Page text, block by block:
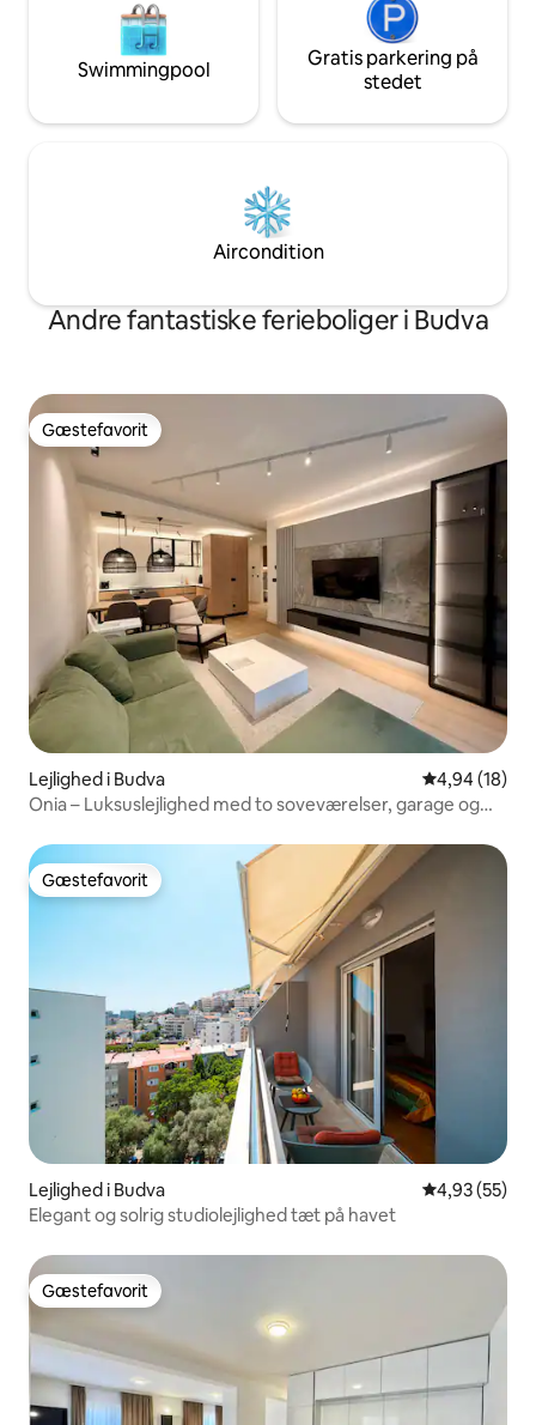
Swimmingpool
Gratis parkering på
stedet
Aircondition
Andre fantastiske ferieboliger i Budva
Gæstefavorit
Gæstefavorit
Lejlighed i Budva 4,94 ud af 5 i
4,94 (18)
Onia – Luksuslejlighed med to soveværelser, garage og
Gæstefavorit
Gæstefavorit
Lejlighed i Budva 4,93 ud af 5 i
4,93 (55)
Elegant og solrig studiolejlighed tæt på havet
Gæstefavorit
Gæstefavorit